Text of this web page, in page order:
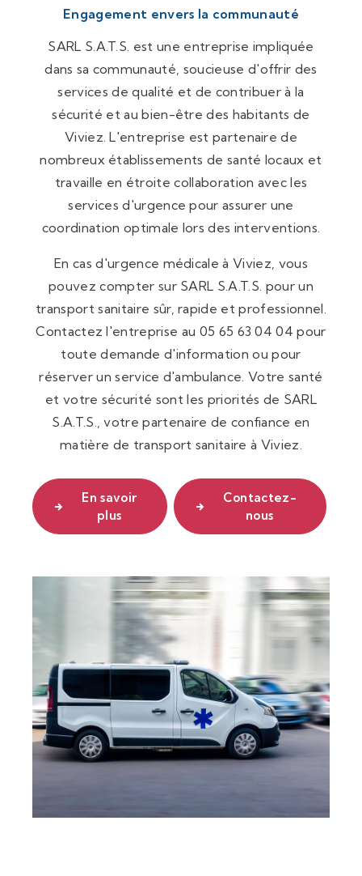
Engagement envers la communauté
SARL S.A.T.S. est une entreprise impliquée
dans sa communauté, soucieuse d'offrir des
services de qualité et de contribuer à la
sécurité et au bien-être des habitants de
Viviez. L'entreprise est partenaire de
nombreux établissements de santé locaux et
travaille en étroite collaboration avec les
services d'urgence pour assurer une
coordination optimale lors des interventions.
En cas d'urgence médicale à Viviez, vous
pouvez compter sur SARL S.A.T.S. pour un
transport sanitaire sûr, rapide et professionnel.
Contactez l'entreprise au 05 65 63 04 04 pour
toute demande d'information ou pour
réserver un service d'ambulance. Votre santé
et votre sécurité sont les priorités de SARL
S.A.T.S., votre partenaire de confiance en
matière de transport sanitaire à Viviez.
En savoir
plus
Contactez-
nous